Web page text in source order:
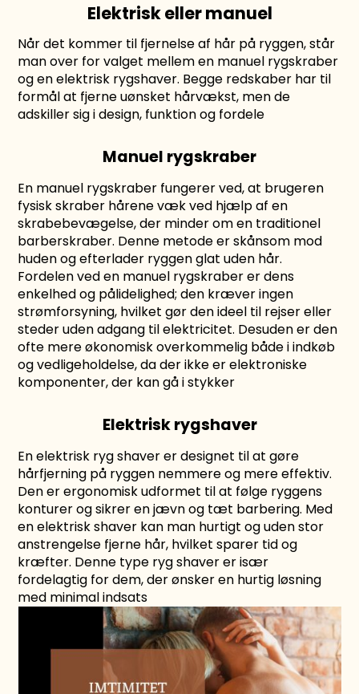
Elektrisk eller manuel
Når det kommer til fjernelse af hår på ryggen, står
man over for valget mellem en manuel rygskraber
og en elektrisk rygshaver. Begge redskaber har til
formål at fjerne uønsket hårvækst, men de
adskiller sig i design, funktion og fordele
Manuel rygskraber
En manuel rygskraber fungerer ved, at brugeren
fysisk skraber hårene væk ved hjælp af en
skrabebevægelse, der minder om en traditionel
barberskraber. Denne metode er skånsom mod
huden og efterlader ryggen glat uden hår.
Fordelen ved en manuel rygskraber er dens
enkelhed og pålidelighed; den kræver ingen
strømforsyning, hvilket gør den ideel til rejser eller
steder uden adgang til elektricitet. Desuden er den
ofte mere økonomisk overkommelig både i indkøb
og vedligeholdelse, da der ikke er elektroniske
komponenter, der kan gå i stykker
Elektrisk rygshaver
En elektrisk ryg shaver er designet til at gøre
hårfjerning på ryggen nemmere og mere effektiv.
Den er ergonomisk udformet til at følge ryggens
konturer og sikrer en jævn og tæt barbering. Med
en elektrisk shaver kan man hurtigt og uden stor
anstrengelse fjerne hår, hvilket sparer tid og
kræfter. Denne type ryg shaver er især
fordelagtig for dem, der ønsker en hurtig løsning
med minimal indsats